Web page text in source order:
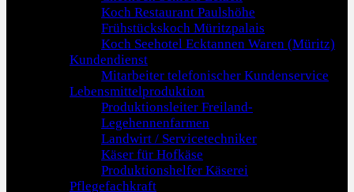
Koch Restaurant Paulshöhe
Frühstückskoch Müritzpalais
Koch Seehotel Ecktannen Waren (Müritz)
Kundendienst
Mitarbeiter telefonischer Kundenservice
Lebensmittelproduktion
Produktionsleiter Freiland-
Legehennenfarmen
Landwirt / Servicetechniker
Käser für Hofkäse
Produktionshelfer Käserei
Pflegefachkraft